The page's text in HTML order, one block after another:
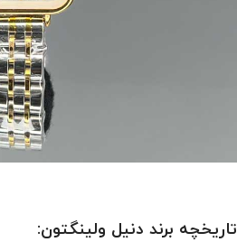
تاریخچه برند دنیل ولینگتون: